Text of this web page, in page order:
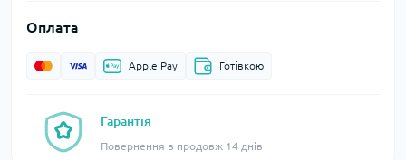
Оплата
Apple Pay Готівкою
Гарантія
Повернення в продовж 14 днів